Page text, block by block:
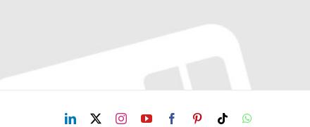
LinkedIn InstagramYouTubeFacebookPinterestTiktok